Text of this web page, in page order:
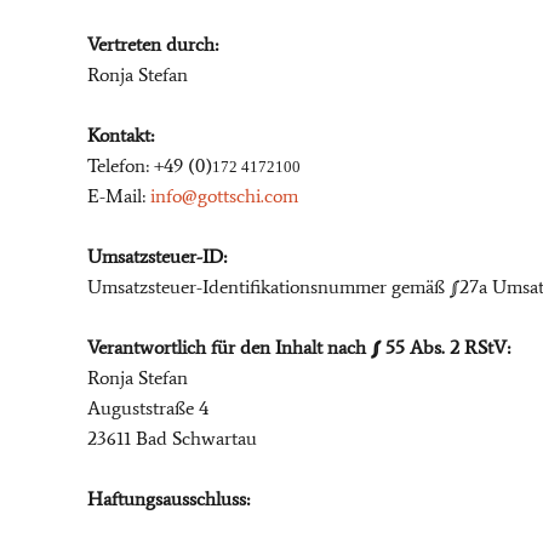
Vertreten durch:
Ronja Stefan
Kontakt:
Telefon: +49 (0)172 4172100
E-Mail: info@gottschi.com
Umsatzsteuer-ID:
Umsatzsteuer-Identifikationsnummer gemäß §27a
Verantwortlich für den Inhalt nach § 55 Abs. 2 RStV:
Ronja Stefan
Auguststraße 4
23611 Bad Schwartau
Haftungsausschluss: